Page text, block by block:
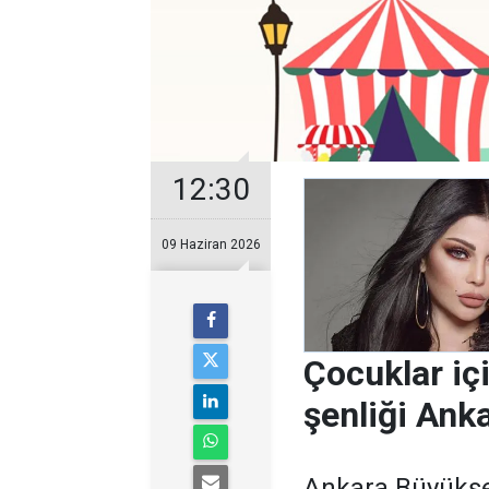
12:30
09 Haziran 2026
Çocuklar
şenliği